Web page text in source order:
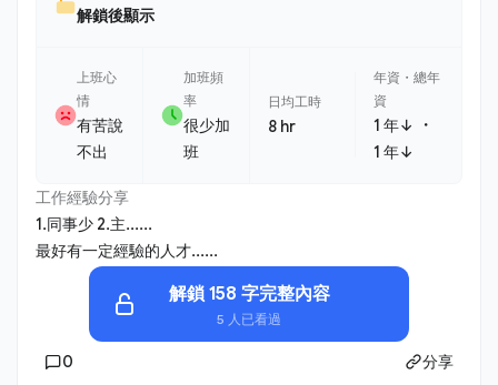
解鎖後顯示
上班心
情
有苦說
不出
加班頻
率
很少加
班
日均工時
8 hr
年資・總年
資
1 年↓ ・
1 年↓
工作經驗分享
1.同事少 2.主......
最好有一定經驗的人才......
解鎖 158 字完整內容
5 人已看過
0 分享